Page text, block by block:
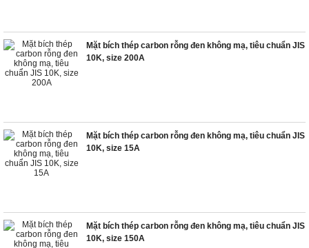
Mặt bích thép carbon rỗng đen không mạ, tiêu chuẩn JIS
10K, size 200A
Mặt bích thép carbon rỗng đen không mạ, tiêu chuẩn JIS
10K, size 15A
Mặt bích thép carbon rỗng đen không mạ, tiêu chuẩn JIS
10K, size 150A